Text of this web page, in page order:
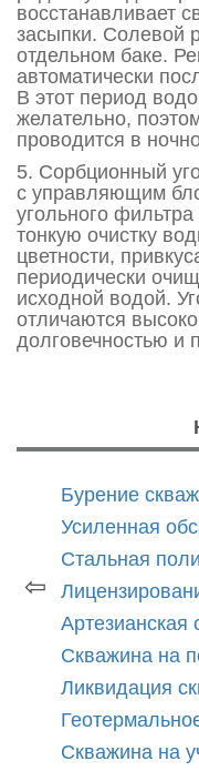
восстанавливает
засыпки. Солевой
отдельном баке.
автоматически
В этот период
желательно,
проводится в
5. Сорбционный
с управляющим
угольного
тонкую очистку
цветности,
периодически
исходной водой.
отличаются
долговечностью и
⇦
Бурение
Усиленная
Стальная
Артезианская
Скважина на
Ликвидация
Скважина на